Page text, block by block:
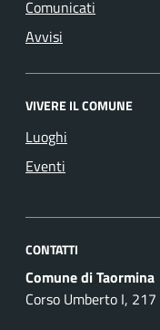
Comunicati
Avvisi
VIVERE IL COMUNE
Luoghi
Eventi
CONTATTI
Comune di Taormina
Corso Umberto I,